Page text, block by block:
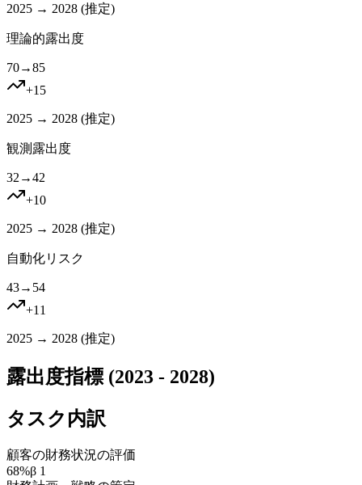
2025 → 2028 (推定)
理論的露出度
70→85
+15
2025 → 2028 (推定)
観測露出度
32 →42
+10
2025 → 2028 (推定)
自動化リスク
43→ 54
+11
2025 → 2028 (推定)
露出度指標 (2023 - 2028)
タスク内訳
顧客の財務状況の評価
68%β 1